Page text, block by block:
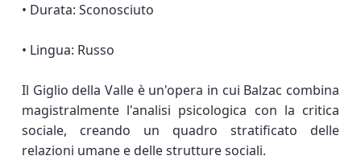
• Durata: Sconosciuto
• Lingua: Russo
Il Giglio della Valle è un'opera in cui Balzac combina
magistralmente l'analisi psicologica con la critica
sociale, creando un quadro stratificato delle
relazioni umane e delle strutture sociali.